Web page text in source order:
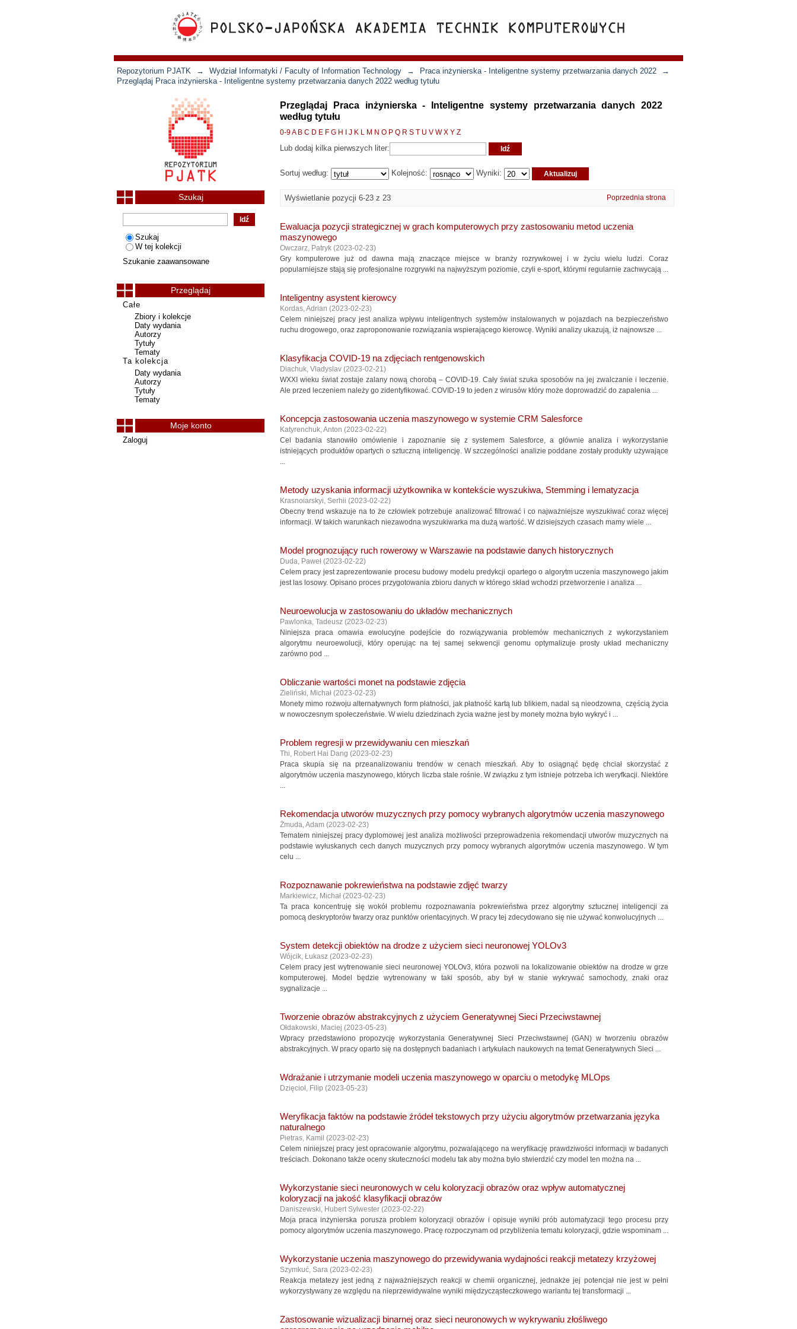
Repozytorium PJATK → Wydział Informatyki / Faculty of Information Technology → Praca inżynierska - Inteligentne systemy przetwarzania danych 2022
→
Przeglądaj Praca inżynierska - Inteligentne systemy przetwarzania danych 2022 według tytułu
Przeglądaj Praca inżynierska - Inteligentne systemy przetwarzania danych 2022
według tytułu
0-9A B C D E F G H J K L M N O P Q R S T U V W X Y Z
Lub dodaj kilka pierwszych liter:
Sortuj według: Kolejność: Wyniki:
Wyświetlanie pozycji 6-23 z 23 Poprzednia strona
Ewaluacja pozycji strategicznej w grach komputerowych przy zastosowaniu metod uczenia
maszynowego
Owczarz, Patryk (2023-02-23)
Gry komputerowe już od dawna mają znaczące miejsce w branży rozrywkowej i w życiu wielu ludzi. Coraz
popularniejsze stają się profesjonalne rozgrywki na najwyższym poziomie, czyli e-sport, którymi regularnie zachwycają ...
Inteligentny asystent kierowcy
Kordas, Adrian (2023-02-23)
Celem niniejszej pracy jest analiza wpływu inteligentnych systemów instalowanych w pojazdach na bezpieczeństwo
ruchu drogowego, oraz zaproponowanie rozwiązania wspierającego kierowcę. Wyniki analizy ukazują, iż najnowsze ...
Klasyfikacja COVID-19 na zdjęciach rentgenowskich
Diachuk, Vladyslav (2023-02-21)
WXXI wieku świat zostaje zalany nową chorobą – COVID-19. Cały świat szuka sposobów na jej zwalczanie i leczenie.
Ale przed leczeniem należy go zidentyfikować. COVID-19 to jeden z wirusów który może doprowadzić do zapalenia ...
Koncepcja zastosowania uczenia maszynowego w systemie CRM Salesforce
Katyrenchuk, Anton (2023-02-22)
Cel badania stanowiło omówienie i zapoznanie się z systemem Salesforce, a głównie analiza i wykorzystanie
istniejących produktów opartych o sztuczną inteligencję. W szczególności analizie poddane zostały produkty używające
...
Metody uzyskania informacji użytkownika w kontekście wyszukiwa, Stemming i lematyzacja
Krasnoiarskyi, Serhii (2023-02-22)
Obecny trend wskazuje na to że człowiek potrzebuje analizować filtrować i co najważniejsze wyszukiwać coraz więcej
informacji. W takich warunkach niezawodna wyszukiwarka ma dużą wartość. W dzisiejszych czasach mamy wiele ...
Model prognozujący ruch rowerowy w Warszawie na podstawie danych historycznych
Duda, Paweł (2023-02-22)
Celem pracy jest zaprezentowanie procesu budowy modelu predykcji opartego o algorytm uczenia maszynowego jakim
jest las losowy. Opisano proces przygotowania zbioru danych w którego skład wchodzi przetworzenie i analiza ...
Neuroewolucja w zastosowaniu do układów mechanicznych
Pawlonka, Tadeusz (2023-02-23)
Niniejsza praca omawia ewolucyjne podejście do rozwiązywania problemów mechanicznych z wykorzystaniem
algorytmu neuroewolucji, który operując na tej samej sekwencji genomu optymalizuje prosty układ mechaniczny
zarówno pod ...
Obliczanie wartości monet na podstawie zdjęcia
Zieliński, Michał (2023-02-23)
Monety mimo rozwoju alternatywnych form płatności, jak płatność kartą lub blikiem, nadal są nieodzowna˛ częścią życia
w nowoczesnym społeczeństwie. W wielu dziedzinach życia ważne jest by monety można było wykryć i ...
Problem regresji w przewidywaniu cen mieszkań
Thi, Robert Hai Dang (2023-02-23)
Praca skupia się na przeanalizowaniu trendów w cenach mieszkań. Aby to osiągnąć będę chciał skorzystać z
algorytmów uczenia maszynowego, których liczba stale rośnie. W związku z tym istnieje potrzeba ich weryfkacji. Niektóre
...
Rekomendacja utworów muzycznych przy pomocy wybranych algorytmów uczenia maszynowego
Żmuda, Adam (2023-02-23)
Tematem niniejszej pracy dyplomowej jest analiza możliwości przeprowadzenia rekomendacji utworów muzycznych na
podstawie wyłuskanych cech danych muzycznych przy pomocy wybranych algorytmów uczenia maszynowego. W tym
celu ...
Rozpoznawanie pokrewieństwa na podstawie zdjęć twarzy
Markiewicz, Michał (2023-02-23)
Ta praca koncentruję się wokół problemu rozpoznawania pokrewieństwa przez algorytmy sztucznej inteligencji za
pomocą deskryptorów twarzy oraz punktów orientacyjnych. W pracy tej zdecydowano się nie używać konwolucyjnych ...
System detekcji obiektów na drodze z użyciem sieci neuronowej YOLOv3
Wójcik, Łukasz (2023-02-23)
Celem pracy jest wytrenowanie sieci neuronowej YOLOv3, która pozwoli na lokalizowanie obiektów na drodze w grze
komputerowej. Model będzie wytrenowany w taki sposób, aby był w stanie wykrywać samochody, znaki oraz
sygnalizacje ...
Tworzenie obrazów abstrakcyjnych z użyciem Generatywnej Sieci Przeciwstawnej
Ołdakowski, Maciej (2023-05-23)
Wpracy przedstawiono propozycję wykorzystania Generatywnej Sieci Przeciwstawnej (GAN) w tworzeniu obrazów
abstrakcyjnych. W pracy oparto się na dostępnych badaniach i artykułach naukowych na temat Generatywnych Sieci ...
Wdrażanie i utrzymanie modeli uczenia maszynowego w oparciu o metodykę MLOps
Dzięcioł, Filip (2023-05-23)
Weryfikacja faktów na podstawie źródeł tekstowych przy użyciu algorytmów przetwarzania języka
naturalnego
Pietras, Kamil (2023-02-23)
Celem niniejszej pracy jest opracowanie algorytmu, pozwalającego na weryfikację prawdziwości informacji w badanych
treściach. Dokonano także oceny skuteczności modelu tak aby można było stwierdzić czy model ten można na ...
Wykorzystanie sieci neuronowych w celu koloryzacji obrazów oraz wpływ automatycznej
koloryzacji na jakość klasyfikacji obrazów
Daniszewski, Hubert Sylwester (2023-02-22)
Moja praca inżynierska porusza problem koloryzacji obrazów i opisuje wyniki prób automatyzacji tego procesu przy
pomocy algorytmów uczenia maszynowego. Pracę rozpoczynam od przybliżenia tematu koloryzacji, gdzie wspominam ...
Wykorzystanie uczenia maszynowego do przewidywania wydajności reakcji metatezy krzyżowej
Szymkuć, Sara (2023-02-23)
Reakcja metatezy jest jedną z najważniejszych reakcji w chemii organicznej, jednakże jej potencjał nie jest w pełni
wykorzystywany ze względu na nieprzewidywalne wyniki międzycząsteczkowego wariantu tej transformacji ...
Zastosowanie wizualizacji binarnej oraz sieci neuronowych w wykrywaniu złośliwego
Szukaj
Szukaj
W tej kolekcji
Szukanie zaawansowane
Przeglądaj
Całe
Zbiory i kolekcje
Daty wydania
Autorzy
Tytuły
Tematy
Ta kolekcja
Daty wydania
Autorzy
Tytuły
Tematy
Moje konto
Zaloguj